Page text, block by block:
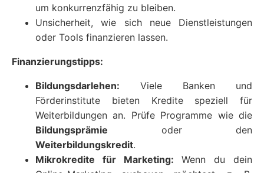
um konkurrenzfähig zu bleiben.
Unsicherheit, wie sich neue Dienstleistungen
oder Tools finanzieren lassen.
Finanzierungstipps:
Bildungsdarlehen: Viele Banken und
Förderinstitute bieten Kredite speziell für
Weiterbildungen an. Prüfe Programme wie die
Bildungsprämie oder den
Weiterbildungskredit.
Mikrokredite für Marketing: Wenn du dein